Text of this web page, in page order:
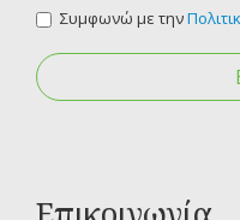
Συμφωνώ με την